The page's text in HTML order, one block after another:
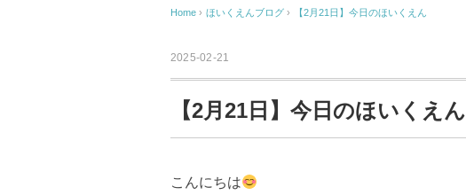
Home › ほいくえんブログ › 【2月21日】今日のほいくえん
2025-02-21
【2月21日】今日のほいくえん
こんにちは